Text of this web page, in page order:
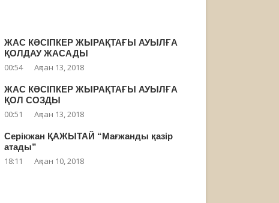
ЖАС КӘСІПКЕР ЖЫРАҚТАҒЫ АУЫЛҒА
ҚОЛДАУ ЖАСАДЫ
00:54 Ақпан 13, 2018
ЖАС КӘСІПКЕР ЖЫРАҚТАҒЫ АУЫЛҒА
ҚОЛ СОЗДЫ
00:51 Ақпан 13, 2018
Серікжан ҚАЖЫТАЙ “Мағжанды қазір
атады”
18:11 Ақпан 10, 2018